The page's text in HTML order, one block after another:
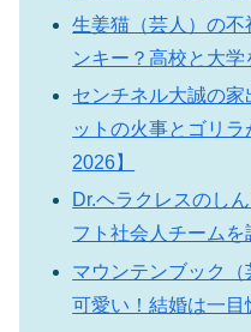
生姜猫（芸人）の
ンキー？高校と大学
センチネル大誠の
ットの火事とゴリ
2026】
Dr.ヘラクレスのし
フト社会人チームを
マウンテンブック
可愛い！結婚は一目